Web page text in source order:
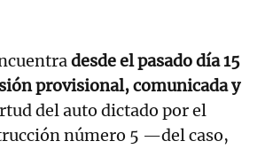
desde el pasado día 15
provisional, comunicada y
del auto dictado por el
número 5 —del caso,